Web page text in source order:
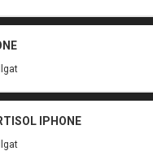
IPHONE